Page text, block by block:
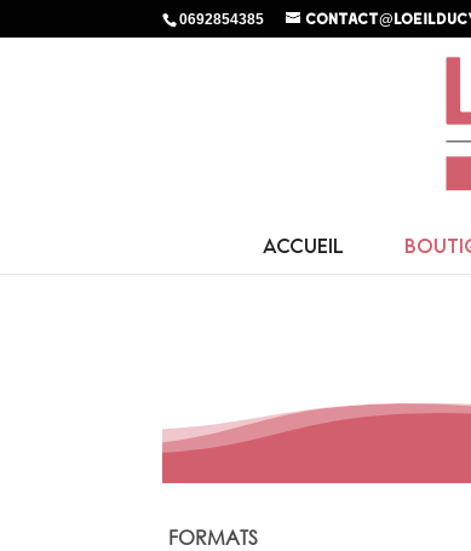
0692854385
ACCUEIL
FORMATS